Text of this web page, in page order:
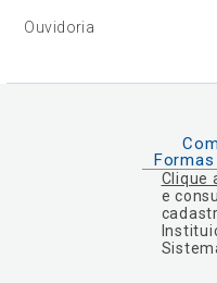
Ouvidoria
Clique
e